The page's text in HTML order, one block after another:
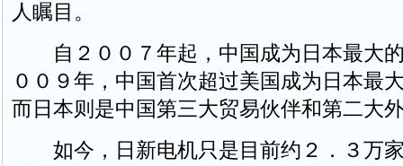
人瞩目。
自２００７年起，中国成为日本最大
００９年，中国首次超过美国成为日本最
而日本则是中国第三大贸易伙伴和第二大
如今，日新电机只是目前约２．３万